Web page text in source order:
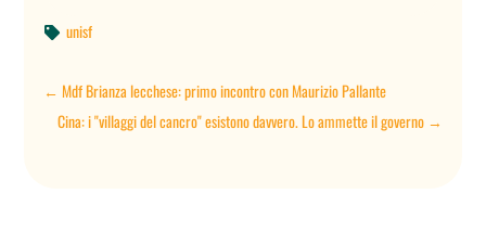
 unisf
←Mdf Brianza lecchese: primo incontro con Maurizio Pallante
Cina: i "villaggi del cancro" esistono davvero. Lo ammette il governo→